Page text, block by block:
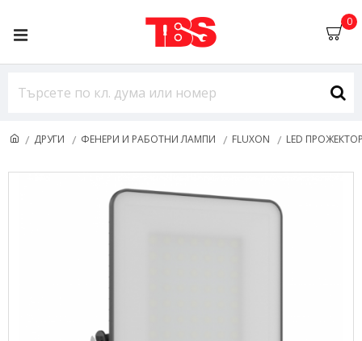
0
ДРУГИ ФЕНЕРИ И РАБОТНИ ЛАМПИ FLUXON LED